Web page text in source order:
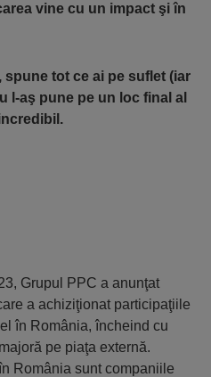
vine cu un impact şi în
tot ce ai pe suflet (iar
l-aş pune pe un loc final al
Grupul PPC a anunţat
a achiziţionat participaţiile
în România, încheind cu
pe piaţa externă.
România sunt companiile